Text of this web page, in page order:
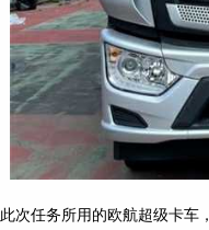
此次任务所用的欧航超级卡车